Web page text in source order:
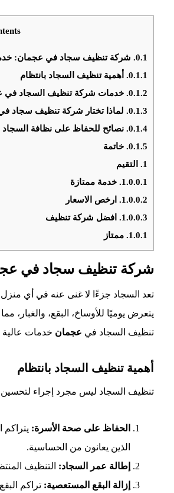
0.1. شركة تنظيف سجاد في عجمان: خدمة
0.1.1. أهمية تنظيف السجاد بانتظام
0.1.2. خدمات شركة تنظيف السجاد في
0.1.3. لماذا تختار شركة تنظيف سجاد
0.1.4. نصائح للحفاظ على نظافة السجاد
0.1.5. خاتمة
1. التقيم
1.0.0.1. خدمة ممتازة
1.0.0.2. ارخص الاسعار
1.0.0.3. افضل شركة تنظيف
1.0.1. ممتاز
شركة تنظيف سجاد في
تعد السجاد جزءًا لا غنى عنه في أي
يتعرض يوميًا للأوساخ، البقع،
تنظيف السجاد في عجمان خدمات
أهمية تنظيف السجاد بانتظام
تنظيف السجاد ليس مجرد إجراء لتحسين
الحفاظ على صحة الأسرة:
الذين يعانون من الحساسية.
إطالة عمر السجاد: التنظيف
إزالة البقع المستعصية: تراكم